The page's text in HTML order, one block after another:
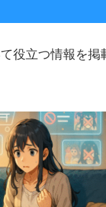
役立つ情報を掲